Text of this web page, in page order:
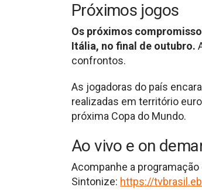
Próximos jogos
Os próximos
Itália, no final de outubro.
confrontos.
As jogadoras do país
realizadas em território
próxima Copa do Mundo.
Ao vivo e on
Acompanhe a programação
Sintonize: https://